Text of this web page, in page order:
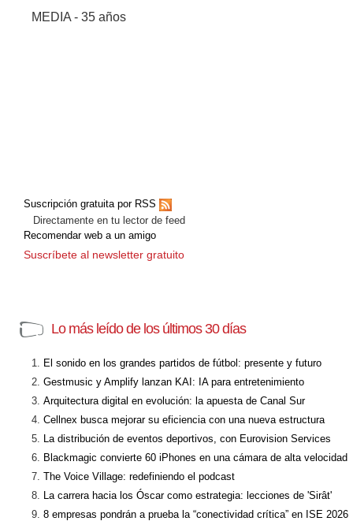
MEDIA - 35 años
Suscripción gratuita por RSS
Directamente en tu lector de feed
Recomendar web a un amigo
Suscríbete al newsletter gratuito
Lo más leído de los últimos 30 días
El sonido en los grandes partidos de fútbol: presente y futuro
Gestmusic y Amplify lanzan KAI: IA para entretenimiento
Arquitectura digital en evolución: la apuesta de Canal Sur
Cellnex busca mejorar su eficiencia con una nueva estructura
La distribución de eventos deportivos, con Eurovision Services
Blackmagic convierte 60 iPhones en una cámara de alta velocidad
The Voice Village: redefiniendo el podcast
La carrera hacia los Óscar como estrategia: lecciones de 'Sirât'
8 empresas pondrán a prueba la “conectividad crítica” en ISE 2026